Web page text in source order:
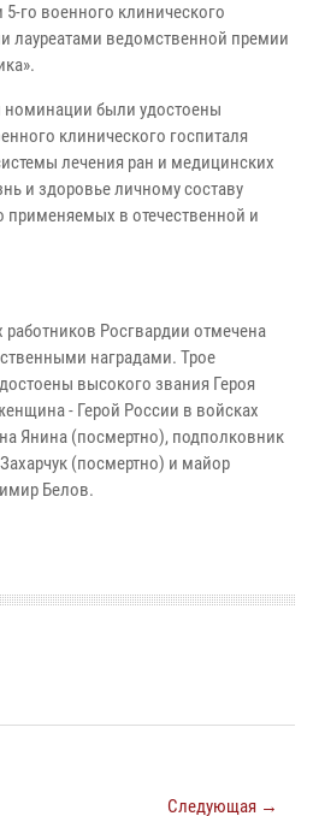
го военного клинического
лауреатами ведомственной премии
номинации были удостоены
клинического госпиталя
лечения ран и медицинских
и здоровье личному составу
применяемых в отечественной и
Росгвардии отмечена
наградами. Трое
высокого звания Героя
- Герой России в войсках
Янина (посмертно), подполковник
(посмертно) и майор
Белов.
Следующая →